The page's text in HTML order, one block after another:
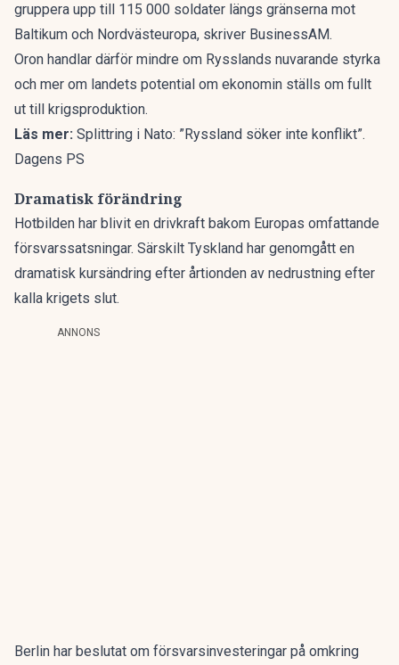
gruppera upp till 115 000 soldater längs gränserna mot
Baltikum och Nordvästeuropa, skriver BusinessAM.
Oron handlar därför mindre om Rysslands nuvarande styrka
och mer om landets potential om ekonomin ställs om fullt
ut till krigsproduktion.
Läs mer: Splittring i Nato: ”Ryssland söker inte konflikt”.
Dagens PS
Dramatisk förändring
Hotbilden har blivit en drivkraft bakom Europas omfattande
försvarssatsningar. Särskilt Tyskland har genomgått en
dramatisk kursändring efter årtionden av nedrustning efter
kalla krigets slut.
ANNONS
Berlin har beslutat om försvarsinvesteringar på omkring